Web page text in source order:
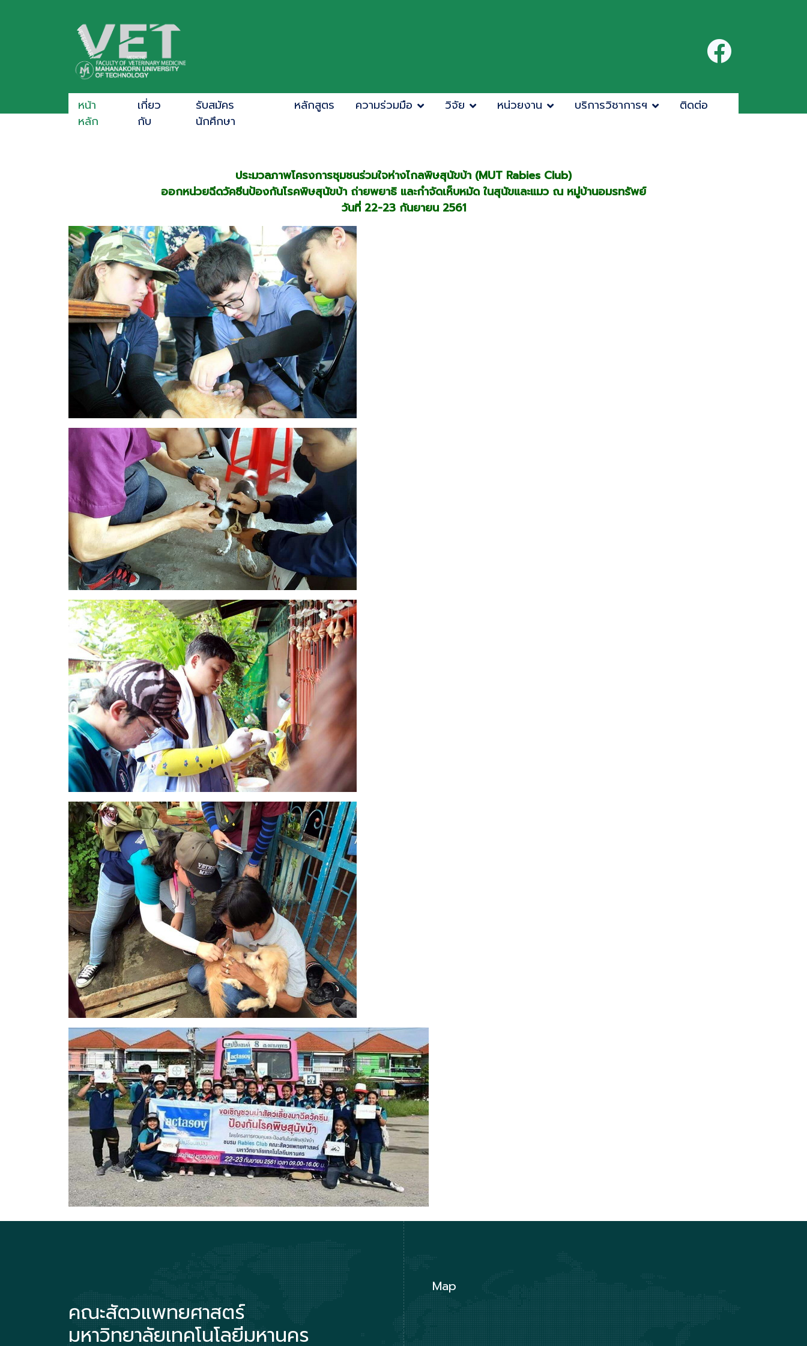
หน้า
หลัก
เกี่ยว
กับ
รับสมัคร
นักศึกษา
หลักสูตร ความร่วมมือ วิจัย หน่วยงาน บริการวิชาการฯ ติดต่อ
ประมวลภาพโครงการชุมชนร่วมใจห่างไกลพิษสุนัขบ้า (MUT Rabies Club)
ออกหน่วยฉีดวัคซีนป้องกันโรคพิษสุนัขบ้า ถ่ายพยาธิ และกำจัดเห็บหมัด ในสุนัขและแมว ณ หมู่บ้านอมรทรัพย์
วันที่ 22-23 กันยายน 2561
คณะสัตวแพทยศาสตร์
มหาวิทยาลัยเทคโนโลยีมหานคร
Map